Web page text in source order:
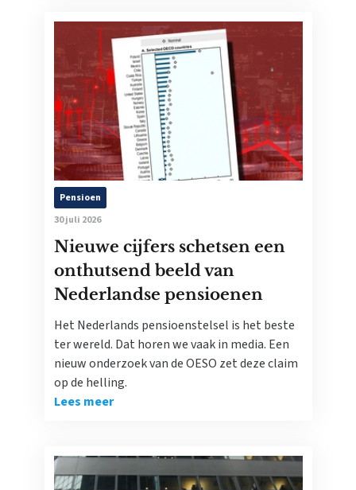
Pensioen
30 juli 2026
Nieuwe cijfers schetsen een
onthutsend beeld van
Nederlandse pensioenen
Het Nederlands pensioenstelsel is het beste
ter wereld. Dat horen we vaak in media. Een
nieuw onderzoek van de OESO zet deze claim
op de helling.
Lees meer